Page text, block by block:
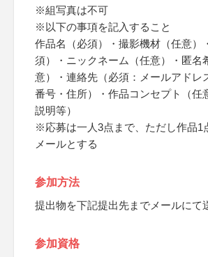
※組写真は不可
※以下の事項を記入すること
作品名（必須）・撮影機材（任意）
須）・ニックネーム（任意）・匿名
意）・連絡先（必須：メールアドレ
番号・住所）・作品コンセプト（任
説明等）
※応募は一人3点まで、ただし作品1
メールとする
参加方法
提出物を下記提出先までメールにて
参加資格